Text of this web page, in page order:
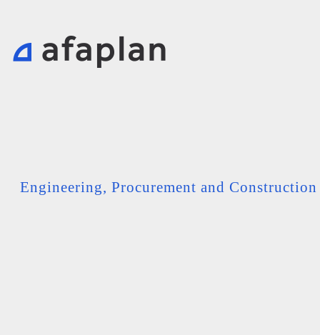
Engineering, Procurement and Construction